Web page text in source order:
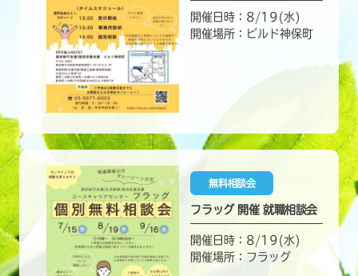
開催日時：8/19(水)
開催場所：ビルド神保町
無料相談会
フラッグ 開催 就職相談会
開催日時：8/19(水)
開催場所：フラッグ